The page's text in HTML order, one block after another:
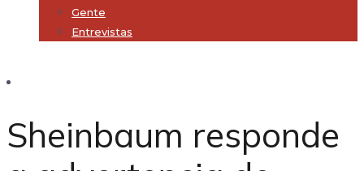
Gente
Entrevistas
Sheinbaum responde